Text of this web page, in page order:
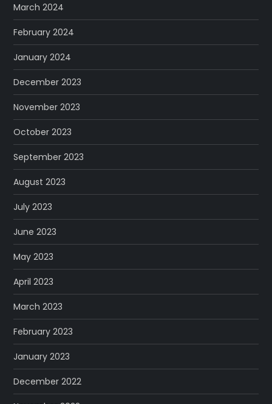
March 2024
February 2024
January 2024
December 2023
November 2023
October 2023
September 2023
August 2023
July 2023
June 2023
May 2023
April 2023
March 2023
February 2023
January 2023
December 2022